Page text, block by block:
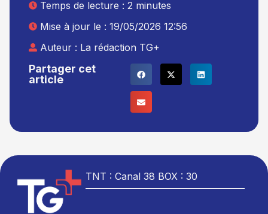
Partager cet
article
Temps de lecture : 2 minutes
Mise à jour le : 19/05/2026 12:56
Auteur : La rédaction TG+
TNT : Canal 38 BOX : 30